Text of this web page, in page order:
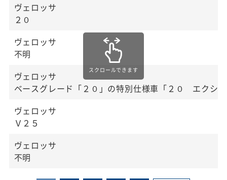
ヴェロッサ
２０
ヴェロッサ
不明
ヴェロッサ
ベースグレード「２０」の特別仕様車「２０ エクシ
ヴェロッサ
Ｖ２５
ヴェロッサ
不明